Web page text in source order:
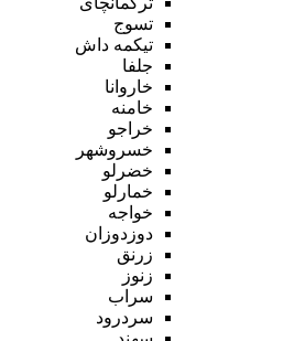
تسوج
تیکمه داش
جلفا
خاروانا
خامنه
خراجو
خسروشهر
خضرلو
خمارلو
خواجه
دوزدوزان
زرنق
زنوز
سراب
سردرود